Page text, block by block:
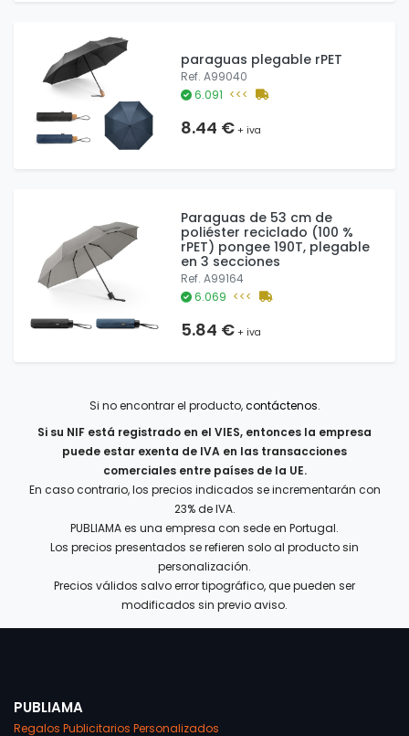
paraguas plegable rPET
Ref. A99040
6.091 <<<
8.44 €+ iva
Paraguas de 53 cm de
poliéster reciclado (100 %
rPET) pongee 190T, plegable
en 3 secciones
Ref. A99164
6.069 <<<
5.84 €+ iva
Si no encontrar el producto,contáctenos.
Si su NIF está registrado en el VIES, entonces la empresa
puede estar exenta de IVA en las transacciones
comerciales entre países de la UE.
En caso contrario, los precios indicados se incrementarán con
23% de IVA.
PUBLIAMA es una empresa con sede en Portugal.
Los precios presentados se refieren solo al producto sin
personalización.
Precios válidos salvo error tipográfico, que pueden ser
modificados sin previo aviso.
PUBLIAMA
Regalos Publicitarios Personalizados